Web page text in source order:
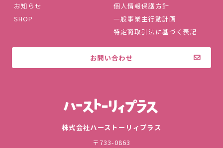
お知らせ
SHOP
個人情報保護方針
一般事業主行動計画
特定商取引法に基づく表記
お問い合わせ
株式会社ハーストーリィプラス
〒733-0863